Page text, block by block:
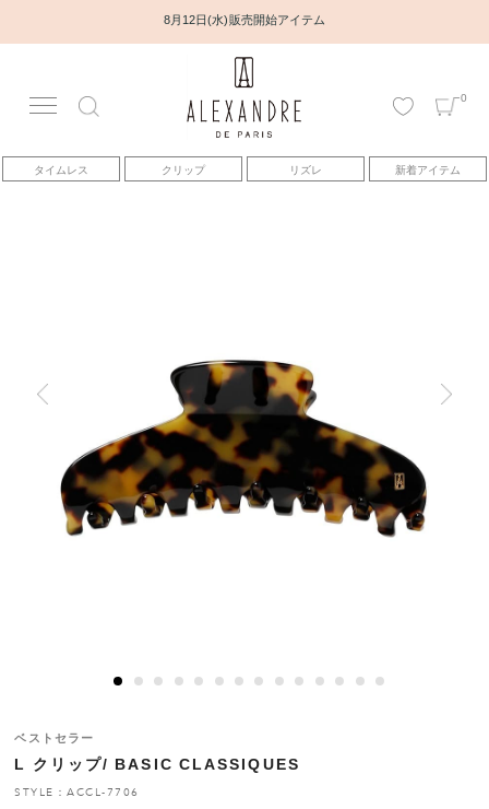
8月12日(水) 販売開始アイテム
0
タイムレス クリップ リズレ 新着アイテム
アカウント
アイテム
トピックス
ヘアアレンジ動画
ヒストリー
お修理について
ベストセラー
L クリップ/ BASIC CLASSIQUES
STYLE：ACCL-7706